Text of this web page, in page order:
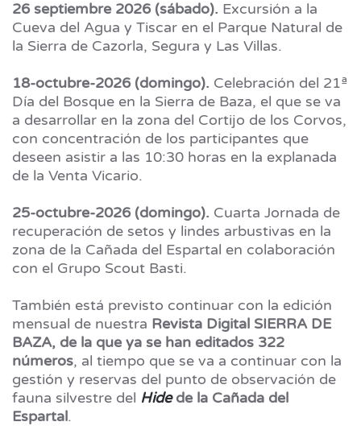
26 septiembre 2026 (sábado). Excursión a la
Cueva del Agua y Tiscar en el Parque Natural de
la Sierra de Cazorla, Segura y Las Villas.
18-octubre-2026 (domingo). Celebración del 21ª
Día del Bosque en la Sierra de Baza, el que se va
a desarrollar en la zona del Cortijo de los Corvos,
con concentración de los participantes que
deseen asistir a las 10:30 horas en la explanada
de la Venta Vicario.
25-octubre-2026 (domingo). Cuarta Jornada de
recuperación de setos y lindes arbustivas en la
zona de la Cañada del Espartal en colaboración
con el Grupo Scout Basti.
También está previsto continuar con la edición
mensual de nuestra Revista Digital SIERRA DE
BAZA, de la que ya se han editados 322
números, al tiempo que se va a continuar con la
gestión y reservas del punto de observación de
fauna silvestre del Hidede la Cañada del
Espartal.